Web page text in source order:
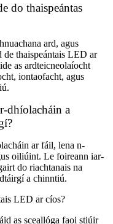
do thaispeántas
ard, agus
de thaispeántais LED ar
as ardteicneolaíocht
iontaofacht, agus
dhíolacháin a
ar fáil, lena n-
oiliúint. Le foireann iar-
do riachtanais na
a chinntiú.
LED ar cíos?
as sceallóga faoi stiúir